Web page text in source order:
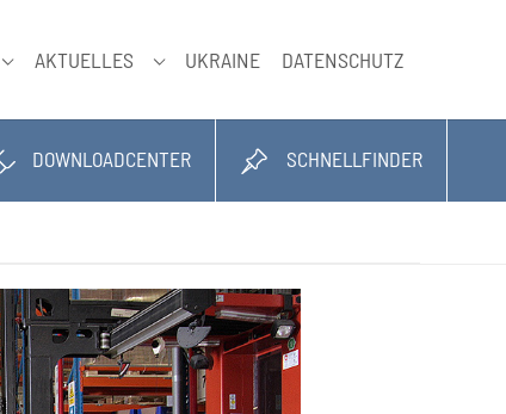
SUBMENU FÜR "ÜBER UNS"
AKTUELLES
SUBMENU FÜR "AKTUELLES"
UKRAINE DATENSCHUTZ
DOWNLOADCENTER SCHNELLFINDER